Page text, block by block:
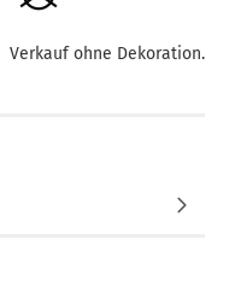
Verkauf ohne Dekoration.